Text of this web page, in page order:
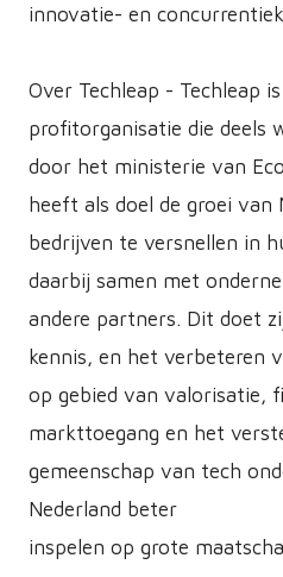
innovatie- en
Over Techleap - Techleap
profitorganisatie die deels
door het ministerie van
heeft als doel de groei van
bedrijven te versnellen in
daarbij samen met
andere partners. Dit doet
kennis, en het verbeteren
op gebied van valorisatie,
markttoegang en het
gemeenschap van tech
Nederland beter
inspelen op grote